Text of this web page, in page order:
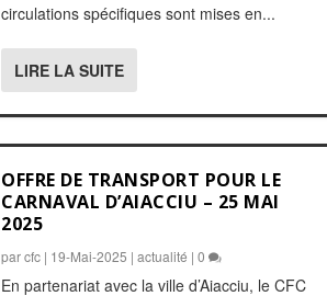
circulations spécifiques sont mises en...
LIRE LA SUITE
OFFRE DE TRANSPORT POUR LE
CARNAVAL D’AIACCIU – 25 MAI
2025
parcfc | 19-Mai-2025 |actualité |0
En partenariat avec la ville d’Aiacciu, le CFC